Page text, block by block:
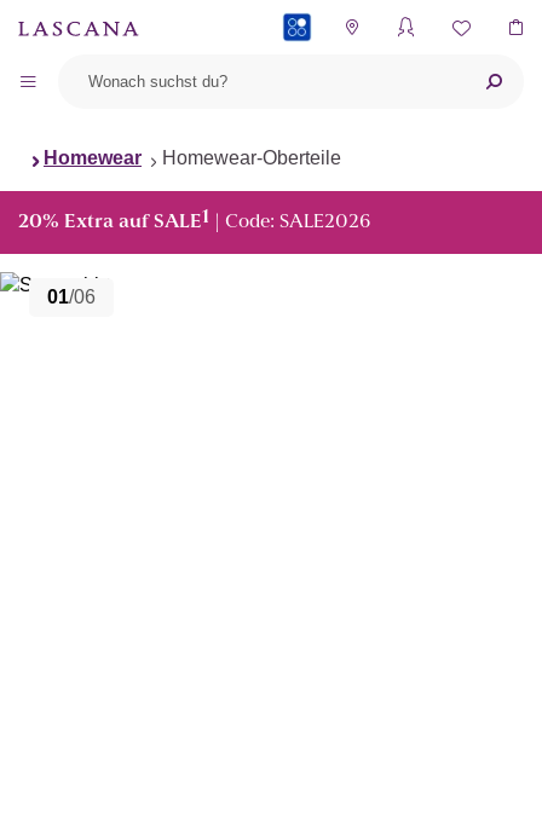
Homewear Homewear-Oberteile
20% Extra auf SALE1 | Code: SALE2026
01/06